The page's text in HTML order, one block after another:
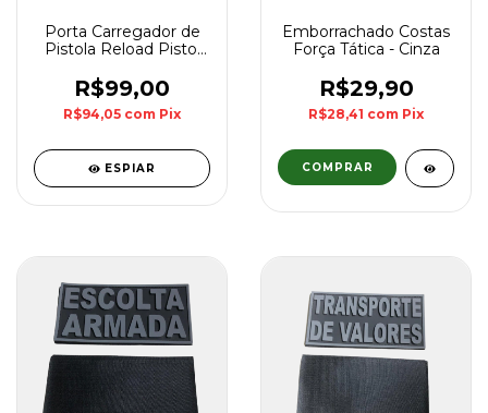
Porta Carregador de
Pistola Reload Pistol
R$99,00
R$94,05 com Pix
ESPIAR
Emborrachado Costas
Força Tática - Cinza
R$29,90
R$28,41 com Pix